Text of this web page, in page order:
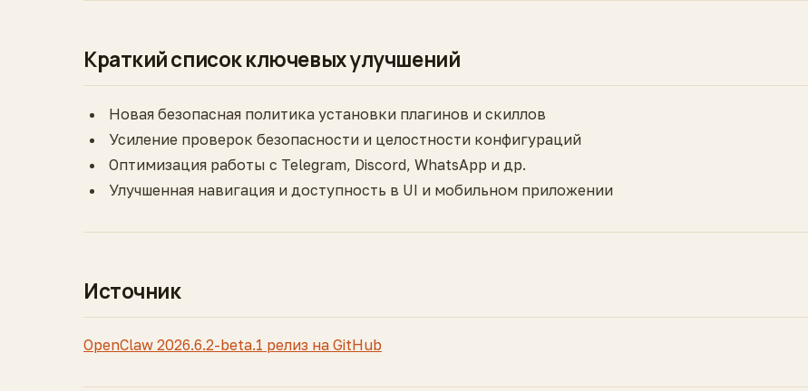
Краткий список ключевых улучшений
Новая безопасная политика установки плагинов и скиллов
Усиление проверок безопасности и целостности конфигураций
Оптимизация работы с Telegram, Discord, WhatsApp и др.
Улучшенная навигация и доступность в UI и мобильном приложении
Источник
OpenClaw 2026.6.2-beta.1 релиз на GitHub